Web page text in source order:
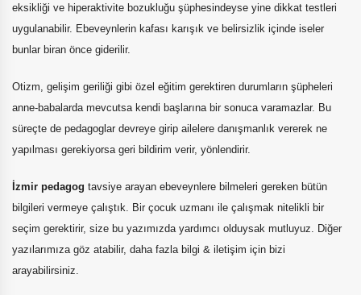
eksikliği ve hiperaktivite bozukluğu şüphesindeyse yine dikkat testleri
uygulanabilir. Ebeveynlerin kafası karışık ve belirsizlik içinde iseler
bunlar biran önce giderilir.
Otizm, gelişim geriliği gibi özel eğitim gerektiren durumların şüpheleri
anne-babalarda mevcutsa kendi başlarına bir sonuca varamazlar. Bu
süreçte de pedagoglar devreye girip ailelere danışmanlık vererek ne
yapılması gerekiyorsa geri bildirim verir, yönlendirir.
İzmir pedagog tavsiye arayan ebeveynlere bilmeleri gereken bütün
bilgileri vermeye çalıştık. Bir çocuk uzmanı ile çalışmak nitelikli bir
seçim gerektirir, size bu yazımızda yardımcı olduysak mutluyuz. Diğer
yazılarımıza göz atabilir, daha fazla bilgi & iletişim için bizi
arayabilirsiniz.